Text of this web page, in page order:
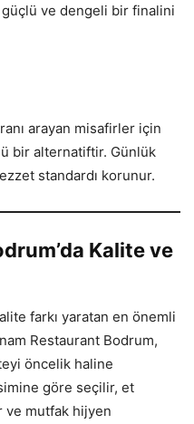
ve dengeli bir finalini
arayan misafirler için
bir alternatiftir. Günlük
standardı korunur.
Kalite ve
farkı yaratan en önemli
Restaurant Bodrum,
öncelik haline
göre seçilir, et
mutfak hijyen